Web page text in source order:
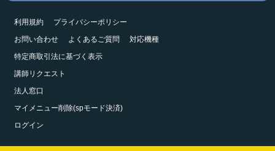
利用規約
プライバシーポリシー
お問い合わせ
よくあるご質問
対応機種
特定商取引法に基づく表示
講師リクエスト
法人窓口
マイメニュー削除(spモード決済)
ログイン